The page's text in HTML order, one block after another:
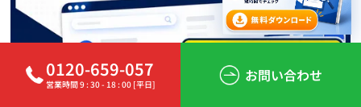
0120-659-057
営業時間 9 : 30 - 18 : 00 [平日] お問い合わせ